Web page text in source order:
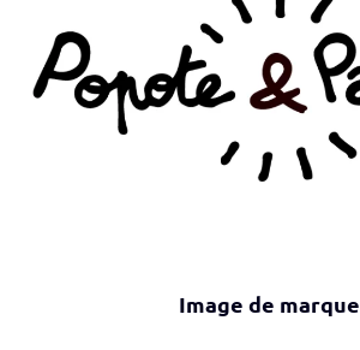
Image de marque